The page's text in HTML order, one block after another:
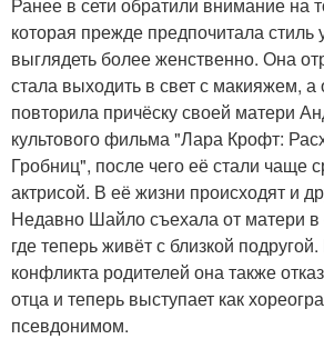
которая прежде предпочитала стиль
выглядеть более женственно. Она
стала выходить в свет с макияжем,
повторила причёску своей матери
культового фильма "Лара Крофт:
Гробниц", после чего её стали чаще
актрисой. В её жизни происходят и
Недавно Шайло съехала от матери
где теперь живёт с близкой
конфликта родителей она также
отца и теперь выступает как
псевдонимом.